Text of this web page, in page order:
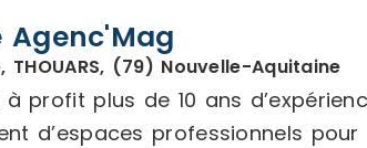
Agenc'Mag
THOUARS, (79) Nouvelle-Aquitaine
profit plus de 10 ans
d’espaces professionnels